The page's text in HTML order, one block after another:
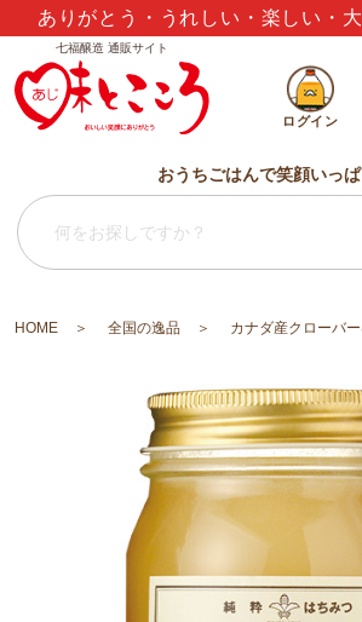
夏のギフトセット3,000円以上
ありがとう・うれしい・楽しい・
七福醸造 通販サイト
ログイン
おうちごはんで笑顔いっ
HOME 全国の逸品 カナダ産クローバ